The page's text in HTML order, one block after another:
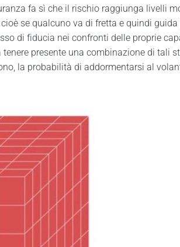
fa sì che il rischio raggiunga livelli
se qualcuno va di fretta e quindi guida
di fiducia nei confronti delle proprie
presente una combinazione di tali
la probabilità di addormentarsi al